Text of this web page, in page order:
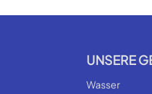
UNSERE
Wasser